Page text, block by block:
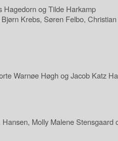
Hagedorn og Tilde Harkamp
Krebs, Søren Felbo,
Warnøe Høgh og Jacob Katz
Molly Malene Stensgaard